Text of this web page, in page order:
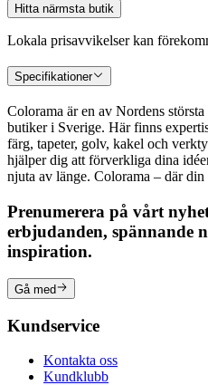
Hitta närmsta butik
Lokala prisavvikelser kan
Specifikationer
Colorama är en av Nordens
butiker i Sverige. Här finns
färg, tapeter, golv, kakel och
hjälper dig att förverkliga dina
njuta av länge. Colorama – där
Prenumerera på vårt
erbjudanden, spännande
inspiration.
Gå med
Kundservice
Kontakta oss
Kundklubb